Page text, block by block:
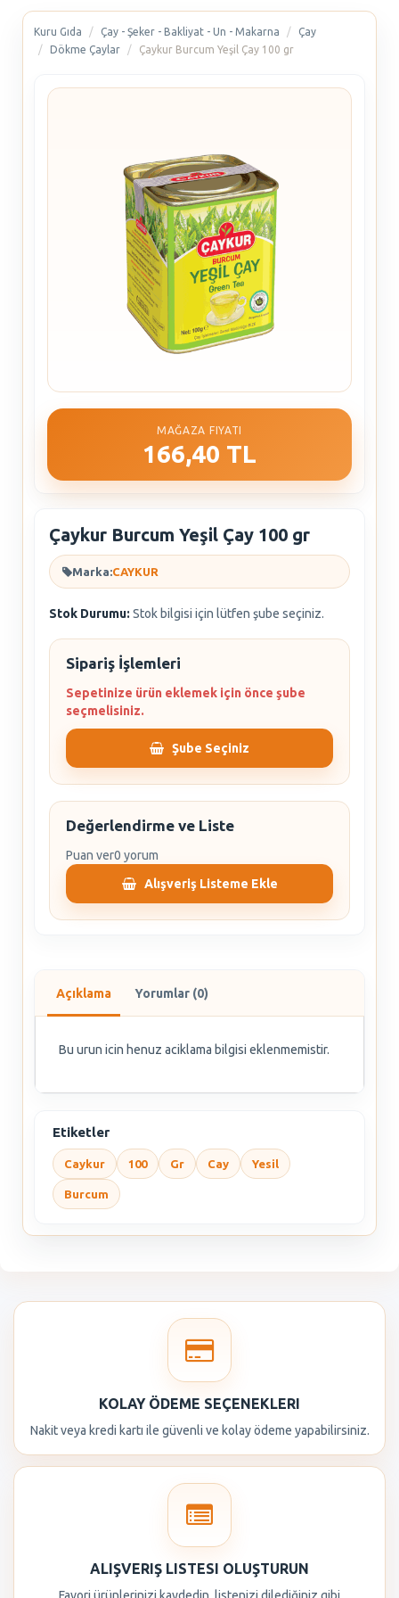
Kuru Gıda Çay - Şeker - Bakliyat - Un - Makarna
Çay
Dökme Çaylar
Çaykur Burcum Yeşil Çay 100 gr
MAĞAZA FIYATI
166,40 TL
Çaykur Burcum Yeşil Çay 100 gr
Marka:CAYKUR
Stok Durumu: Stok bilgisi için lütfen şube seçiniz.
Sipariş İşlemleri
Sepetinize ürün eklemek için önce şube
seçmelisiniz.
Şube Seçiniz
Değerlendirme ve Liste
Puan ver0 yorum
Alışveriş Listeme Ekle
Açıklama Yorumlar (0)
Bu urun icin henuz aciklama bilgisi eklenmemistir.
Etiketler
Caykur 100 Gr Cay Yesil
Burcum
KOLAY ÖDEME SEÇENEKLERI
Nakit veya kredi kartı ile güvenli ve kolay ödeme yapabilirsiniz.
ALIŞVERIŞ LISTESI OLUŞTURUN